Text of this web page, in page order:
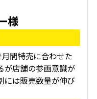
様
間特売に合わせた
が店舗の参画意識が
には販売数量が伸び